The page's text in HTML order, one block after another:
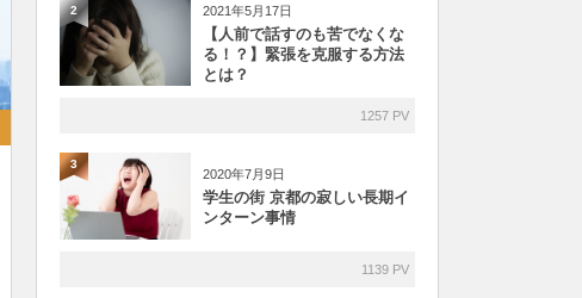
2 2021年5月17日
【人前で話すのも苦でなくな
る！？】緊張を克服する方法
とは？
1257 PV
3
2020年7月9日
学生の街 京都の寂しい長期イ
ンターン事情
1139 PV